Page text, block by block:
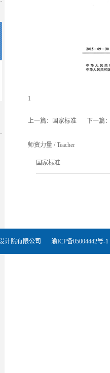
1
上一篇： 国家标准 下一篇
师资力量 / Teacher
国家标准
计院有限公司 渝ICP备05004442号-1